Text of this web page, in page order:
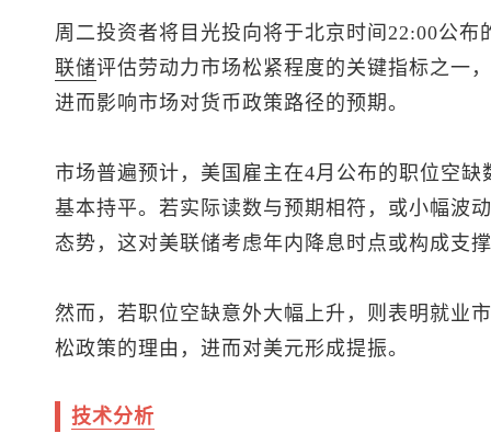
周二投资者将目光投向将于北京时间22:00公布
联储评估劳动力市场松紧程度的关键指标之一
进而影响市场对货币政策路径的预期。
市场普遍预计，美国雇主在4月公布的职位空
基本持平。若实际读数与预期相符，或小幅波
态势，这对美联储考虑年内降息时点或构成支
然而，若职位空缺意外大幅上升，则表明就业
松政策的理由，进而对美元形成提振。
技术分析